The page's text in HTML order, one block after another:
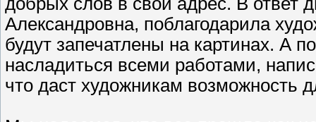
Александровна, поблагодарила
будут запечатлены на картинах. А
насладиться всеми работами,
что даст художникам возможность